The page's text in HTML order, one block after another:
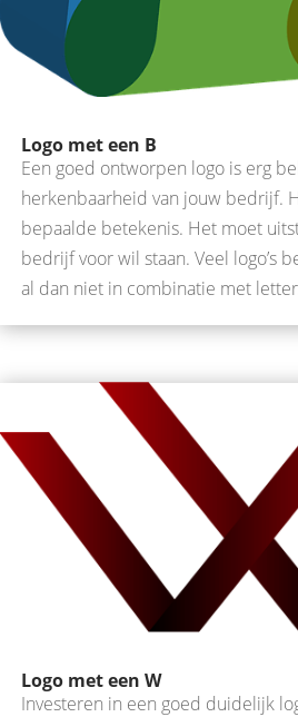
Logo met een B
Een goed ontworpen logo is erg
herkenbaarheid van jouw bedrijf.
bepaalde betekenis. Het moet
bedrijf voor wil staan. Veel logo’s
al dan niet in combinatie met
Logo met een W
Investeren in een goed duidelijk